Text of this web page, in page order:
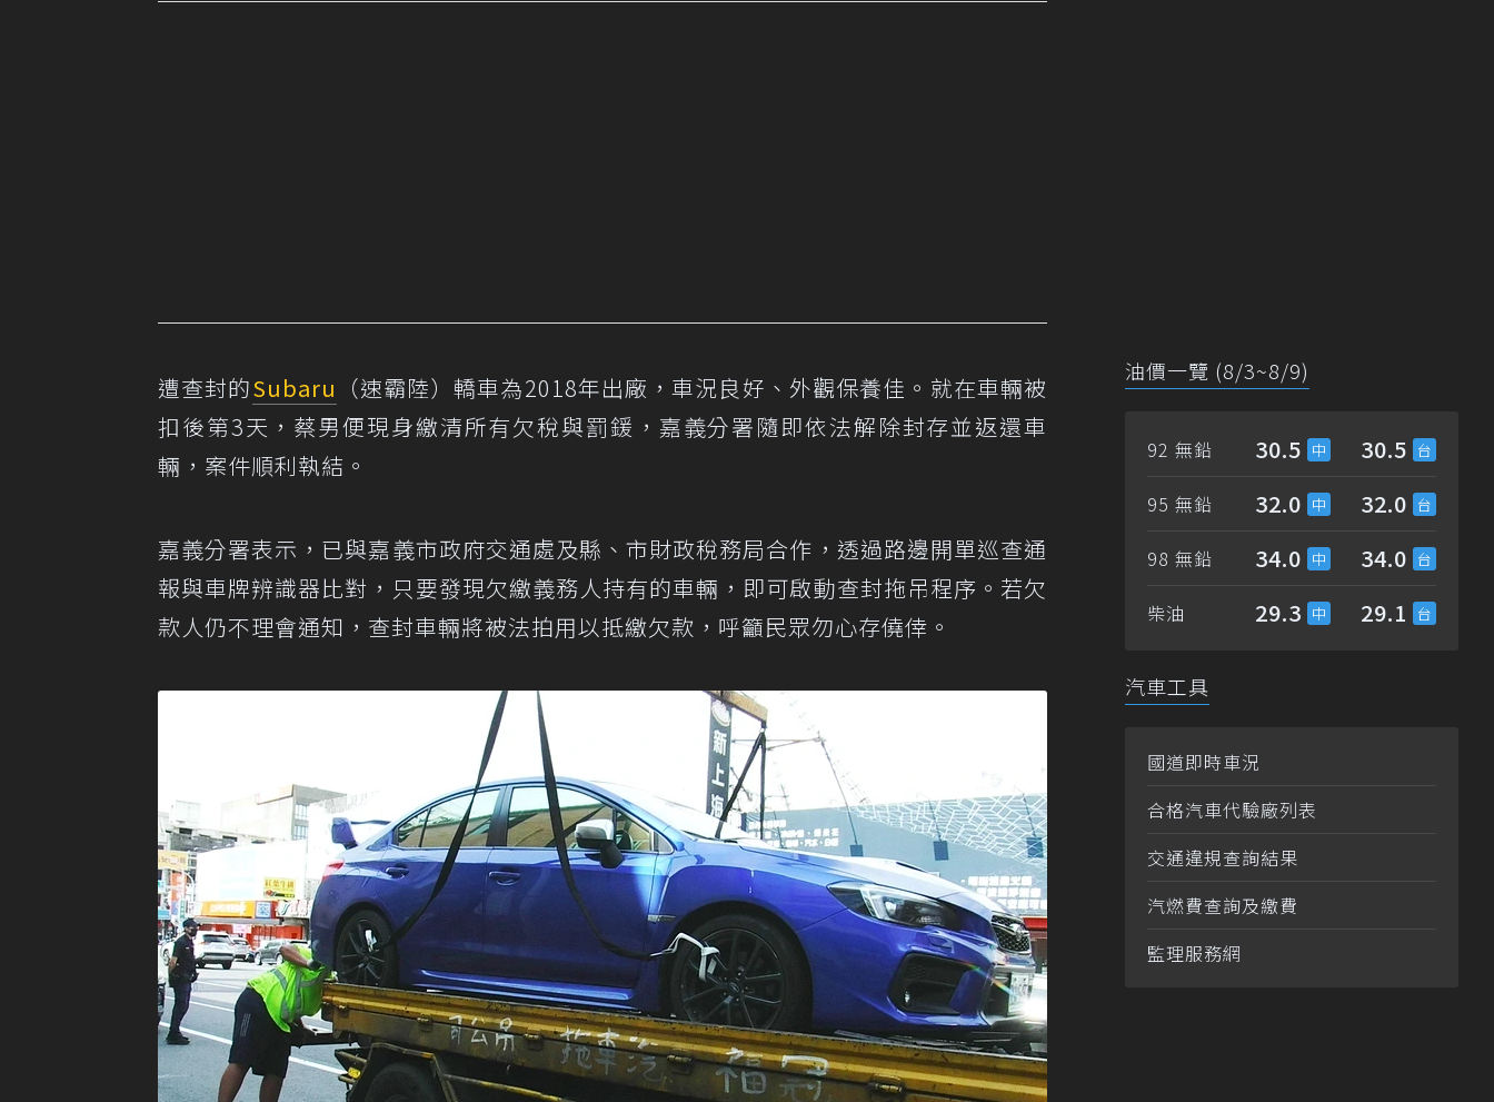
遭查封的Subaru （速霸陸）轎車為2018年出廠，車況良好、外觀保養佳。就在車輛被
扣後第3天，蔡男便現身繳清所有欠稅與罰鍰，嘉義分署隨即依法解除封存並返還車
輛，案件順利執結。
嘉義分署表示，已與嘉義市政府交通處及縣、市財政稅務局合作，透過路邊開單巡查通
報與車牌辨識器比對，只要發現欠繳義務人持有的車輛，即可啟動查封拖吊程序。若欠
款人仍不理會通知，查封車輛將被法拍用以抵繳欠款，呼籲民眾勿心存僥倖。
油價一覽 (8/3~8/9)
92 無鉛 30.5 30.5
95 無鉛 32.0 32.0
98 無鉛 34.0 34.0
柴油 29.3 29.1
汽車工具
國道即時車況
合格汽車代驗廠列表
交通違規查詢結果
汽燃費查詢及繳費
監理服務網